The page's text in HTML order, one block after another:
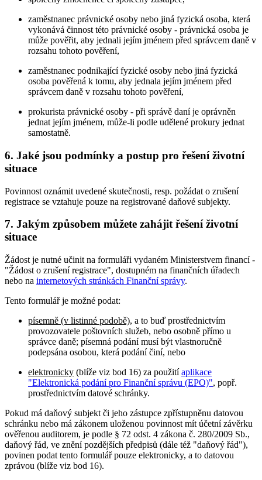
zaměstnanec právnické osoby nebo jiná fyzická osoba, která
vykonává činnost této právnické osoby - právnická osoba je
může pověřit, aby jednali jejím jménem před správcem daně v
rozsahu tohoto pověření,
zaměstnanec podnikající fyzické osoby nebo jiná fyzická
osoba pověřená k tomu, aby jednala jejím jménem před
správcem daně v rozsahu tohoto pověření,
prokurista právnické osoby - při správě daní je oprávněn
jednat jejím jménem, může-li podle udělené prokury jednat
samostatně.
6. Jaké jsou podmínky a postup pro řešení životní
situace
Povinnost oznámit uvedené skutečnosti, resp. požádat o zrušení
registrace se vztahuje pouze na registrované daňové subjekty.
7. Jakým způsobem můžete zahájit řešení životní
situace
Žádost je nutné učinit na formuláři vydaném Ministerstvem financí -
"Žádost o zrušení registrace", dostupném na finančních úřadech
nebo na internetových stránkách Finanční správy.
Tento formulář je možné podat:
písemně (v listinné podobě), a to buď prostřednictvím
provozovatele poštovních služeb, nebo osobně přímo u
správce daně; písemná podání musí být vlastnoručně
podepsána osobou, která podání činí, nebo
elektronicky (blíže viz bod 16) za použitíaplikace
"Elektronická podání pro Finanční správu (EPO)", popř.
prostřednictvím datové schránky.
Pokud má daňový subjekt či jeho zástupce zpřístupněnu datovou
schránku nebo má zákonem uloženou povinnost mít účetní závěrku
ověřenou auditorem, je podle § 72 odst. 4 zákona č. 280/2009 Sb.,
daňový řád, ve znění pozdějších předpisů (dále též "daňový řád"),
povinen podat tento formulář pouze elektronicky, a to datovou
zprávou (blíže viz bod 16).